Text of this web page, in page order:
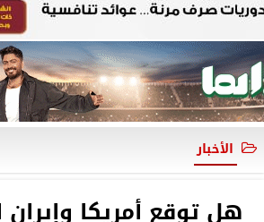
الأخبار
هل توقع أمريكا